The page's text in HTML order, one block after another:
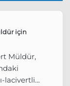
için
Müldür,
lacivertli